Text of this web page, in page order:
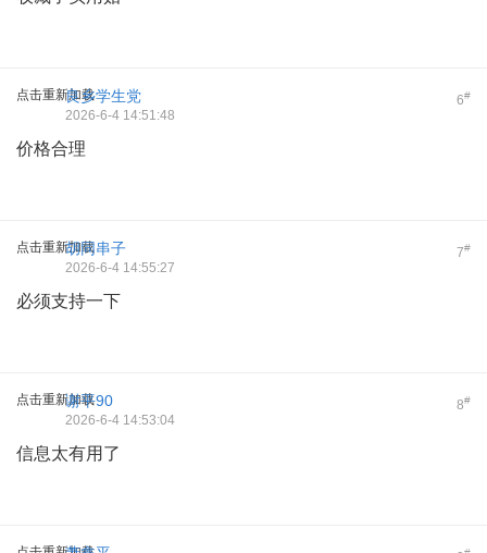
点击重新加载 6#
良乡学生党
2026-6-4 14:51:48
价格合理
点击重新加载 7#
胡同串子
2026-6-4 14:55:27
必须支持一下
点击重新加载 8#
谢平90
2026-6-4 14:53:04
信息太有用了